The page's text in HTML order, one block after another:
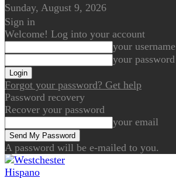
Sunday, August 9, 2026
Sign in
Welcome! Log into your account
your username
your password
Forgot your password? Get help
Password recovery
Recover your password
your email
A password will be e-mailed to you.